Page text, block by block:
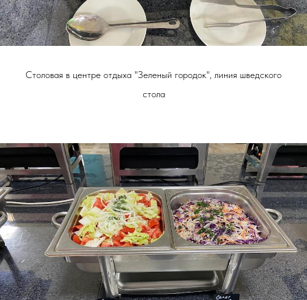
Столовая в центре отдыха "Зеленый городок", линия шведского
стола